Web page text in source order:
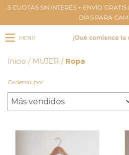
3 CUOTAS SIN INTERÉS + ENVÍO
DÍAS PARA
MENÚ
Inicio / MUJER / Ropa
Ordenar por